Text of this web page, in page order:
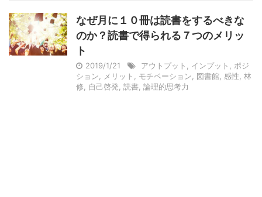
なぜ月に１０冊は読書をするべきな
のか？読書で得られる７つのメリッ
ト
2019/1/21 アウトプット インプット
ポジ
ション
メリット モチベーション 図書館 感性 林
修
自己啓発 読書 論理的思考力